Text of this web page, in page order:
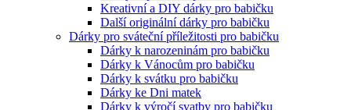
Kreativní a DIY dárky pro babičku
Další originální dárky pro babičku
Dárky pro sváteční příležitosti pro babičku
Dárky k narozeninám pro babičku
Dárky k Vánocům pro babičku
Dárky k svátku pro babičku
Dárky ke Dni matek
Dárky k výročí svatby pro babičku